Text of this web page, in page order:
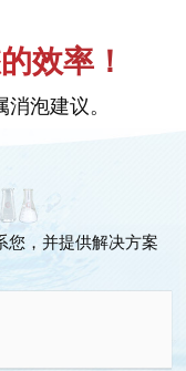
效率！
泡建议。
您，并提供解决方案